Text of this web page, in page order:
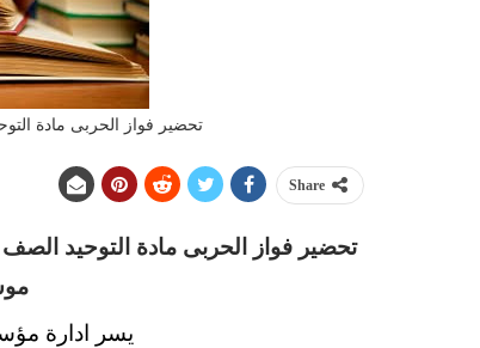
تحضير فواز الحربى مادة
Share
يسر ادارة